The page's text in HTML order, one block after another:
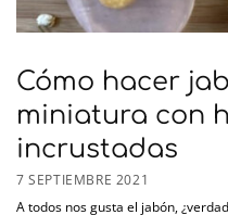
Cómo hacer
miniatura con
incrustadas
7 SEPTIEMBRE 2021
A todos nos gusta el jabón,